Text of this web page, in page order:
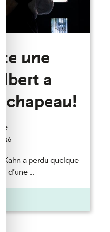
une
a
chapeau!
Kahn a perdu quelque
d’une ...